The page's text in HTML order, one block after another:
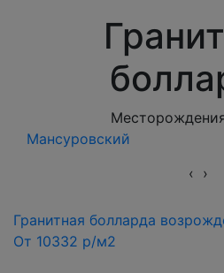
Мансуровский
‹ ›
Гранитная болларда
От 10332 р/м2